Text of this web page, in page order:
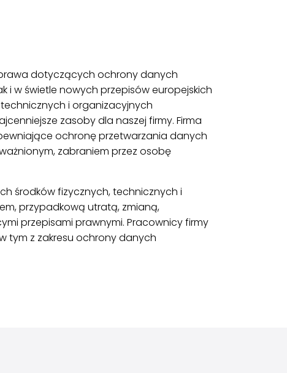
dotyczących ochrony danych
w świetle nowych przepisów europejskich
technicznych i organizacyjnych
zasoby dla naszej firmy. Firma
ochronę przetwarzania danych
zabraniem przez osobę
środków fizycznych, technicznych i
przypadkową utratą, zmianą,
przepisami prawnymi. Pracownicy firmy
tym z zakresu ochrony danych